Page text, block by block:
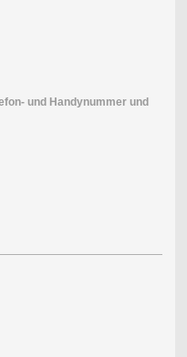
und Handynummer und